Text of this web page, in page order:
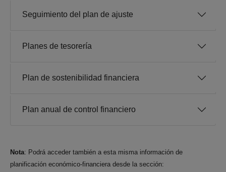
Seguimiento del plan de ajuste
Planes de tesorería
Plan de sostenibilidad financiera
Plan anual de control financiero
Nota: Podrá acceder también a esta misma información de
planificación económico-financiera desde la sección: